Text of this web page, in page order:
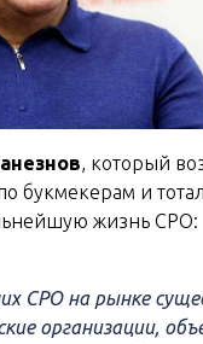
, который
букмекерам и
жизнь СРО:
СРО на рынке
организации,